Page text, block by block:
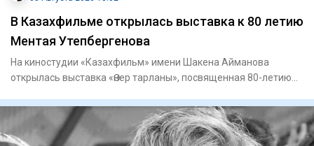
В Казахфильме открылась выставка к 80 летию
Ментая Утепбергенова
На киностудии «Казахфильм» имени Шакена Айманова
открылась выставка «Өнер тарланы», посвященная 80-летию